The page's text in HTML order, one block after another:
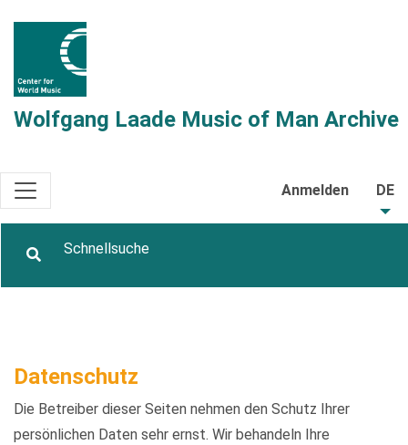
Wolfgang Laade Music of Man Archive
Anmelden DE
Datenschutz
Die Betreiber dieser Seiten nehmen den Schutz Ihrer
persönlichen Daten sehr ernst. Wir behandeln Ihre